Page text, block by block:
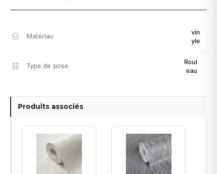
Matériau
vin
yle
Type de pose
Roul
eau
Produits associés